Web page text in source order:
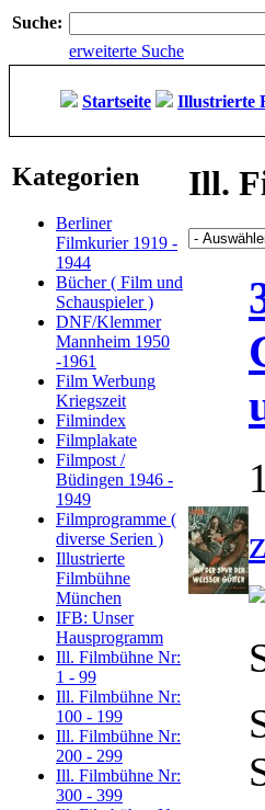
Suche:
erweiterte Suche
Startseite Illustrierte
Kategorien
Berliner
Filmkurier 1919 -
1944
Bücher ( Film und
Schauspieler )
DNF/Klemmer
Mannheim 1950
-1961
Film Werbung
Kriegszeit
Filmindex
Filmplakate
Filmpost /
Büdingen 1946 -
1949
Filmprogramme (
diverse Serien )
Illustrierte
Filmbühne
München
IFB: Unser
Hausprogramm
Ill. Filmbühne Nr:
1 - 99
Ill. Filmbühne Nr:
100 - 199
Ill. Filmbühne Nr:
200 - 299
Ill. Filmbühne Nr:
300 - 399
Ill.